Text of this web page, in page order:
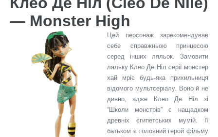
— Monster High
Цей персонаж зарекомендував
себе справжньою принцесою
серед інших ляльок. Замовити
ляльку Клео Де Ніл серії монстер
хай мріє будь-яка прихильниця
відомого мультсеріалу. Воно й не
дивно, адже Клео Де Ніл зі
“Школи монстрів” є нащадком
древніх єгипетських мумій. Її
батьком є головний герой фільму